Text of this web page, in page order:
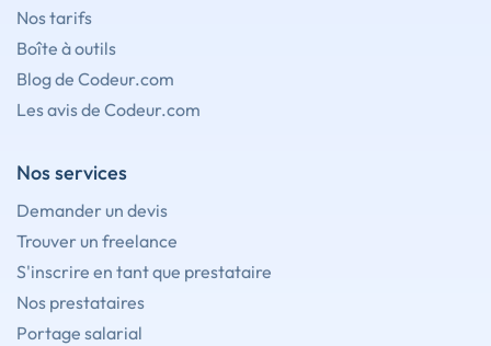
Nos tarifs
Boîte à outils
Blog de Codeur.com
Les avis de Codeur.com
Nos services
Demander un devis
Trouver un freelance
S'inscrire en tant que prestataire
Nos prestataires
Portage salarial